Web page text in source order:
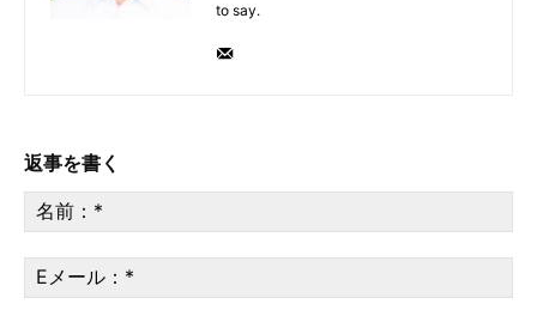
to say.
返事を書く
前
*
メ